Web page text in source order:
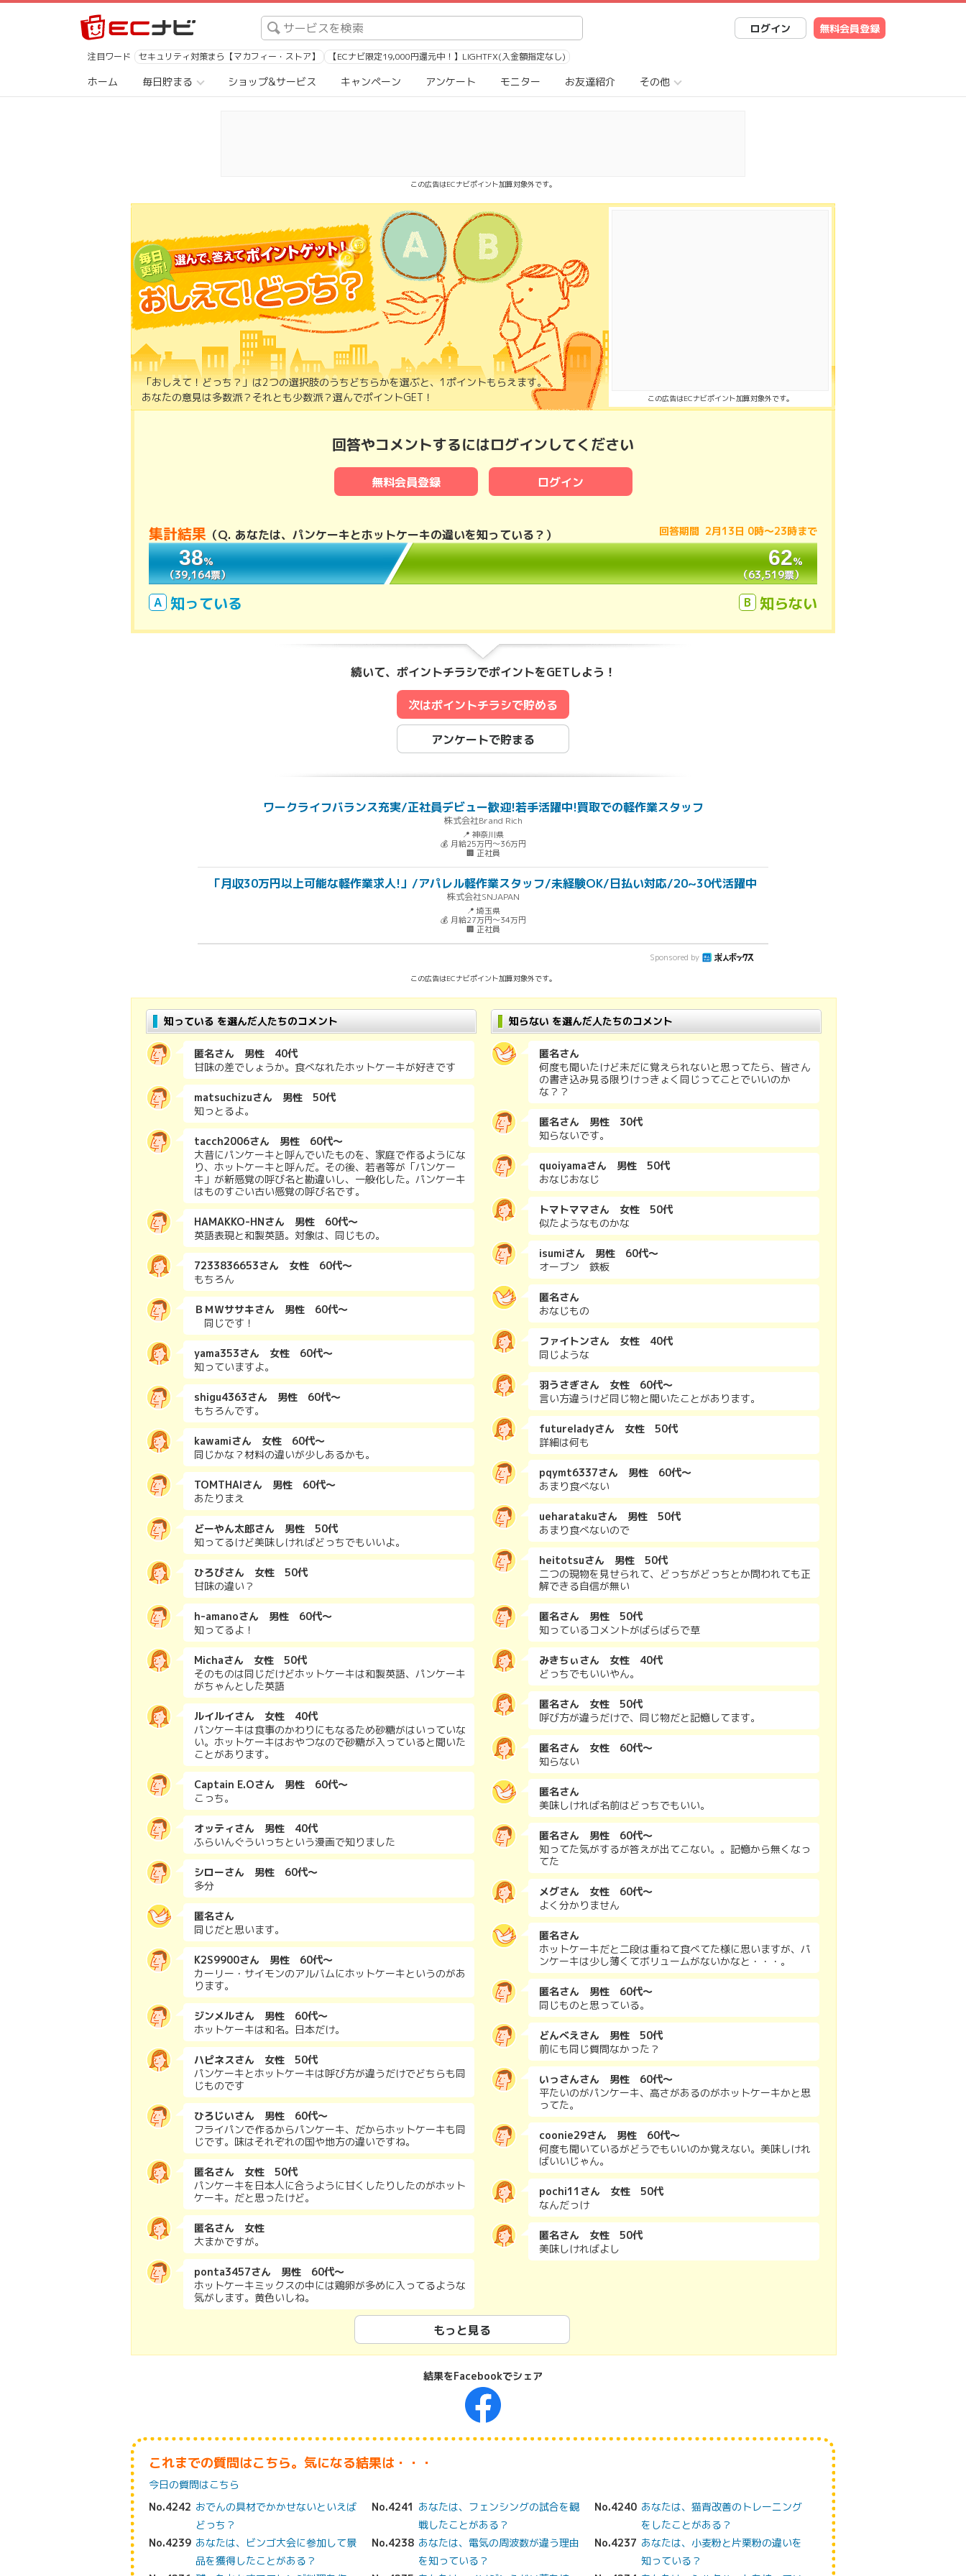
ログイン 無料会員登録
注目ワード セキュリティ対策まら【マカフィー・ストア】 【ECナビ限定19,000円還元中！】LIGHTFX(入金額指定なし)
ホーム 毎日貯まる ショップ&サービス キャンペーン アンケート モニター お友達紹介 その他
この広告はECナビポイント加算対象外です。
「おしえて！どっち？」は2つの選択肢のうちどちらかを選ぶと、1ポイントもらえます。
あなたの意見は多数派？それとも少数派？選んでポイントGET！
この広告はECナビポイント加算対象外です。
回答やコメントするにはログインしてください
無料会員登録 ログイン
集計結果 （Q. あなたは、パンケーキとホットケーキの違いを知っている？ ） 回答期間 2月13日 0時〜23時まで
38％
（39,164票）
62％
（63,519票）
38％
（39,164票）
62％
（63,519票）
A 知っている B 知らない
続いて、ポイントチラシでポイントをGETしよう！
次はポイントチラシで貯める
アンケートで貯まる
ワークライフバランス充実/正社員デビュー歓迎!若手活躍中!買取での軽作業スタッフ
株式会社Brand Rich
📍 神奈川県
💰 月給25万円～36万円
🏢 正社員
「月収30万円以上可能な軽作業求人!」/アパレル軽作業スタッフ/未経験OK/日払い対応/20~30代活躍中
株式会社SNJAPAN
📍 埼玉県
💰 月給27万円～34万円
🏢 正社員
Sponsored by
この広告はECナビポイント加算対象外です。
知っている を選んだ人たちのコメント
匿名さん 男性 40代
甘味の差でしょうか。食べなれたホットケーキが好きです
matsuchizuさん 男性 50代
知っとるよ。
tacch2006さん 男性 60代～
大昔にパンケーキと呼んでいたものを、家庭で作るようにな
り、ホットケーキと呼んだ。その後、若者等が「パンケー
キ」が新感覚の呼び名と勘違いし、一般化した。パンケーキ
はものすごい古い感覚の呼び名です。
HAMAKKO-HNさん 男性 60代～
英語表現と和製英語。対象は、同じもの。
7233836653さん 女性 60代～
もちろん
ＢＭＷササキさん 男性 60代～
同じです！
yama353さん 女性 60代～
知っていますよ。
shigu4363さん 男性 60代～
もちろんです。
kawamiさん 女性 60代～
同じかな？材料の違いが少しあるかも。
TOMTHAIさん 男性 60代～
あたりまえ
どーやん太郎さん 男性 50代
知ってるけど美味しければどっちでもいいよ。
ひろぴさん 女性 50代
甘味の違い？
h-amanoさん 男性 60代～
知ってるよ！
Michaさん 女性 50代
そのものは同じだけどホットケーキは和製英語、パンケーキ
がちゃんとした英語
ルイルイさん 女性 40代
パンケーキは食事のかわりにもなるため砂糖がはいっていな
い。ホットケーキはおやつなので砂糖が入っていると聞いた
ことがあります。
Captain E.Oさん 男性 60代～
こっち。
オッティさん 男性 40代
ふらいんぐういっちという漫画で知りました
シローさん 男性 60代～
多分
匿名さん
同じだと思います。
K2S9900さん 男性 60代～
カーリー・サイモンのアルバムにホットケーキというのがあ
ります。
ジンメルさん 男性 60代～
ホットケーキは和名。日本だけ。
ハピネスさん 女性 50代
パンケーキとホットケーキは呼び方が違うだけでどちらも同
じものです
ひろじいさん 男性 60代～
フライパンで作るからパンケーキ、だからホットケーキも同
じです。味はそれぞれの国や地方の違いですね。
匿名さん 女性 50代
パンケーキを日本人に合うように甘くしたりしたのがホット
ケーキ。だと思ったけど。
匿名さん 女性
大まかですが。
ponta3457さん 男性 60代～
ホットケーキミックスの中には鶏卵が多めに入ってるような
気がします。黄色いしね。
知らない を選んだ人たちのコメント
匿名さん
何度も聞いたけど未だに覚えられないと思ってたら、皆さん
の書き込み見る限りけっきょく同じってことでいいのか
な？？
匿名さん 男性 30代
知らないです。
quoiyamaさん 男性 50代
おなじおなじ
トマトママさん 女性 50代
似たようなものかな
isumiさん 男性 60代～
オーブン 鉄板
匿名さん
おなじもの
ファイトンさん 女性 40代
同じような
羽うさぎさん 女性 60代～
言い方違うけど同じ物と聞いたことがあります。
futureladyさん 女性 50代
詳細は何も
pqymt6337さん 男性 60代～
あまり食べない
ueharatakuさん 男性 50代
あまり食べないので
heitotsuさん 男性 50代
二つの現物を見せられて、どっちがどっちとか問われても正
解できる自信が無い
匿名さん 男性 50代
知っているコメントがばらばらで草
みきちぃさん 女性 40代
どっちでもいいやん。
匿名さん 女性 50代
呼び方が違うだけで、同じ物だと記憶してます。
匿名さん 女性 60代～
知らない
匿名さん
美味しければ名前はどっちでもいい。
匿名さん 男性 60代～
知ってた気がするが答えが出てこない。。記憶から無くなっ
てた
メグさん 女性 60代～
よく分かりません
匿名さん
ホットケーキだと二段は重ねて食べてた様に思いますが、パ
ンケーキは少し薄くてボリュームがないかなと・・・。
匿名さん 男性 60代～
同じものと思っている。
どんべえさん 男性 50代
前にも同じ質問なかった？
いっさんさん 男性 60代～
平たいのがパンケーキ、高さがあるのがホットケーキかと思
ってた。
coonie29さん 男性 60代～
何度も聞いているがどうでもいいのか覚えない。美味しけれ
ばいいじゃん。
pochi11さん 女性 50代
なんだっけ
匿名さん 女性 50代
美味しければよし
もっと見る
結果をFacebookでシェア
これまでの質問はこちら。気になる結果は・・・
今日の質問はこちら
No.4242 おでんの具材でかかせないといえば
どっち？
No.4241 あなたは、フェンシングの試合を観
戦したことがある？
No.4240 あなたは、猫背改善のトレーニング
をしたことがある？
No.4239 あなたは、ビンゴ大会に参加して景
品を獲得したことがある？
No.4238 あなたは、電気の周波数が違う理由
を知っている？
No.4237 あなたは、小麦粉と片栗粉の違いを
知っている？